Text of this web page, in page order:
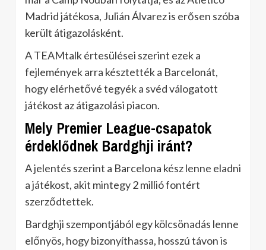
Madrid játékosa, Julián Álvarez is erősen szóba
került átigazolásként.
A TEAMtalk értesülései szerint ezek a
fejlemények arra késztették a Barcelonát,
hogy elérhetővé tegyék a svéd válogatott
játékost az átigazolási piacon.
Mely Premier League-csapatok
érdeklődnek Bardghji iránt?
A jelentés szerint a Barcelona kész lenne eladni
a játékost, akit mintegy 2 millió fontért
szerződtettek.
Bardghji szempontjából egy kölcsönadás lenne
előnyös, hogy bizonyíthassa, hosszú távon is